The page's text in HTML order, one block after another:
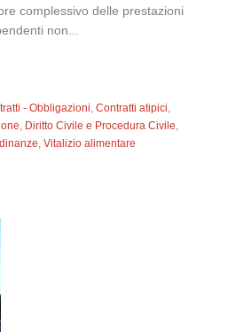
complessivo delle prestazioni
non...
- Obbligazioni,Contratti atipici,
, Diritto Civile e Procedura Civile,
,Vitalizio alimentare